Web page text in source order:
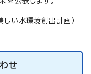
しい水環境創出計画）
せ